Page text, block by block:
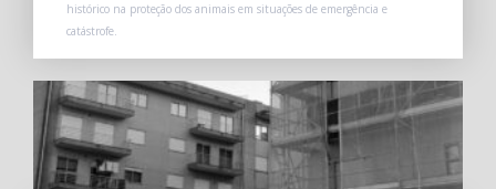
histórico na proteção dos animais em situações de emergência e
catástrofe.